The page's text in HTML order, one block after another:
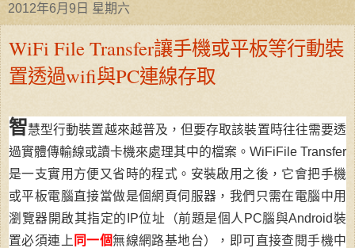
2012年6月9日 星期六
WiFi File Transfer讓手機或平板等行動裝
置透過wifi與PC連線存取
智慧型行動裝置越來越普及 ，但要存取該裝置時往往需要透
過實體傳輸線或讀卡機來處理其中的檔案 。 WiFiFile Transfer
是一支實用方便又省時的程式 。 安裝啟用之後，它會把手機
或平板電腦直接當做是個網頁伺服器，我們只需在電腦中用
瀏覽器開啟其指定的IP位址（前題是個人PC腦與Android裝
置必須連上 同一個無線網路基地台），即可直接查閱手機中